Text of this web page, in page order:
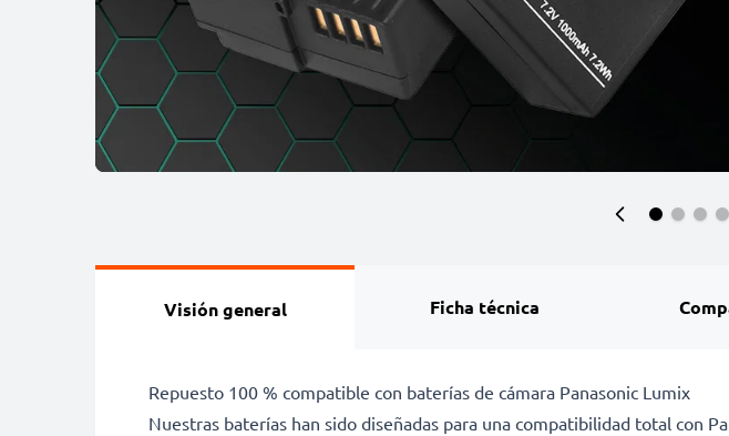
Visión general Ficha técnica
Repuesto 100 % compatible con baterías de cámara Panasonic Lumix
Nuestras baterías han sido diseñadas para una compatibilidad total con